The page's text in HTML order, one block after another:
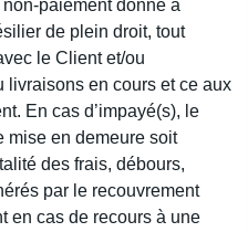
paiement donne à
de plein droit, tout
le Client et/ou
livraisons en cours et ce aux
En cas d’impayé(s), le
mise en demeure soit
des frais, débours,
par le recouvrement
en cas de recours à une